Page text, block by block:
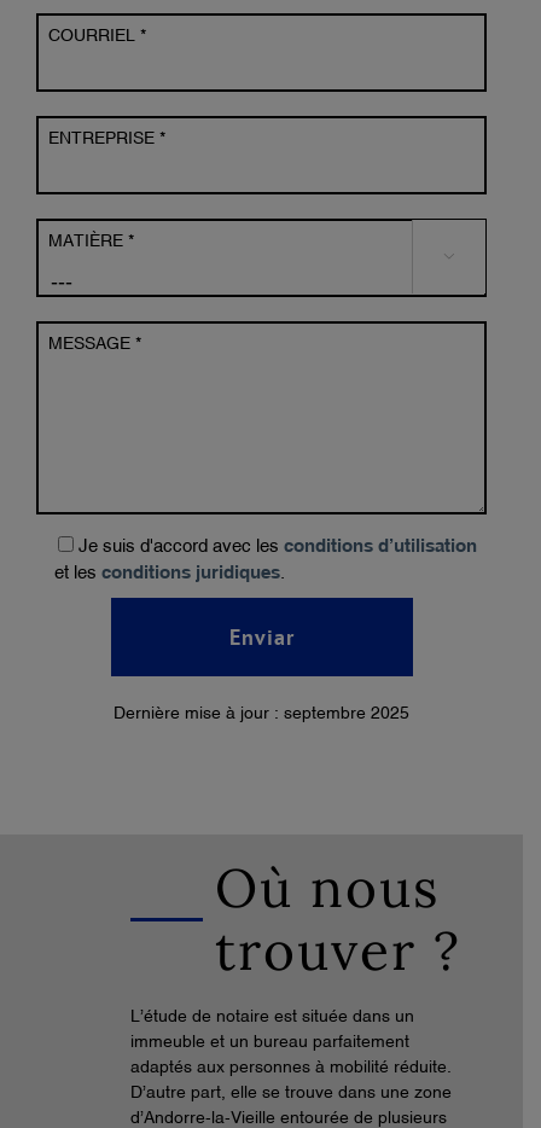
COURRIEL *
ENTREPRISE *
MATIÈRE *

MESSAGE *
Je suis d'accord avec les conditions d’utilisation
et les conditions juridiques
Dernière mise à jour : septembre 2025
Où nous
trouver ?
L’étude de notaire est située dans un
immeuble et un bureau parfaitement
adaptés aux personnes à mobilité réduite.
D’autre part, elle se trouve dans une zone
d’Andorre-la-Vieille entourée de plusieurs